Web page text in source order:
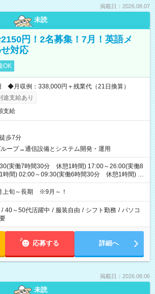
掲載日：2026.08.07
未読
円！2名募集！7月！英語メ
対応
OK
◆月収例：338,000円＋残業代（21日換算）
途支給あり
支給
歩7分
ループ→通信設備とシステム開発・運用
実働7時間30分 休憩1時間) 17:00～26:00(実働8
間) 02:00～09:30(実働6時間30分 休憩1時間) ※
間1/夜勤は就業時間2.3を連続で行って頂きます
上旬～長期 ※9月～！
/ 40～50代活躍中 / 服装自由 / シフト勤務 / パソコ
応募する 詳細へ
掲載日：2026.08.06
未読